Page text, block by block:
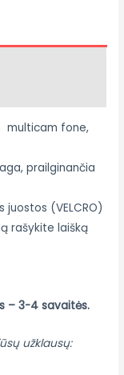
multicam fone,
prailginančia
(VELCRO)
rašykite laišką
– 3-4 savaitės.
užklausų: